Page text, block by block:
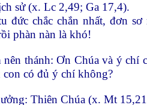
sử (x. Lc 2,49; Ga 17,4).
đức chắc chắn nhất, đơn
phàn nàn là khó!
nên thánh: Ơn Chúa và ý chí
có đủ ý chí không?
Thiên Chúa (x. Mt